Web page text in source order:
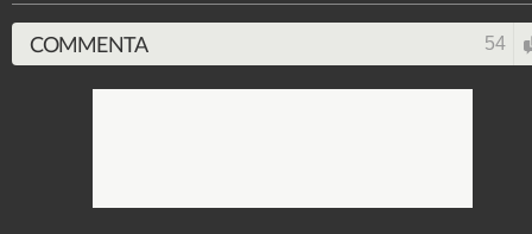
COMMENTA 54